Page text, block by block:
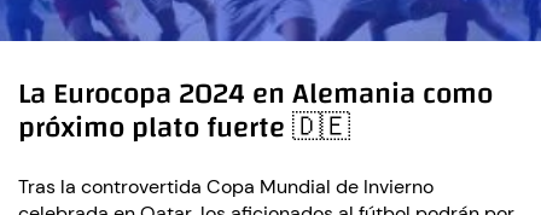
La Eurocopa 2024 en Alemania como
próximo plato fuerte 🇩🇪
Tras la controvertida Copa Mundial de Invierno